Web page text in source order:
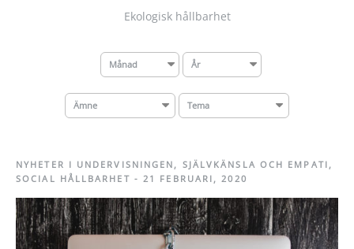
Ekologisk hållbarhet
Månad År
Ämne Tema
NYHETER I UNDERVISNINGEN , SJÄLVKÄNSLA OCH EMPATI ,
SOCIAL HÅLLBARHET -21 FEBRUARI, 2020